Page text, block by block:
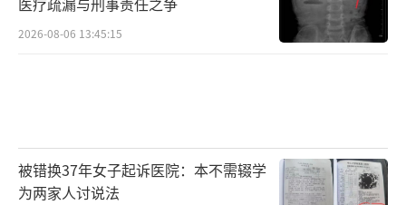
2026-08-06 13:45:15
被错换37年女子起诉医院：本不需辍学
为两家人讨说法